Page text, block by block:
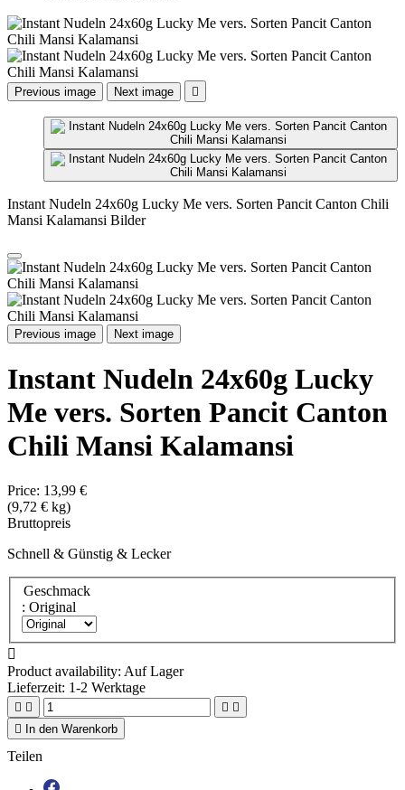
Previous image Next image 
Instant Nudeln 24x60g Lucky Me vers. Sorten Pancit Canton Chili
Mansi Kalamansi Bilder
Previous image Next image
Instant Nudeln 24x60g Lucky
Me vers. Sorten Pancit Canton
Chili Mansi Kalamansi
Price: 13,99 €
(9,72 € kg)
Bruttopreis
Schnell & Günstig & Lecker
Geschmack
: Original

Product availability: Auf Lager
Lieferzeit: 1-2 Werktage
   

In den Warenkorb
Teilen